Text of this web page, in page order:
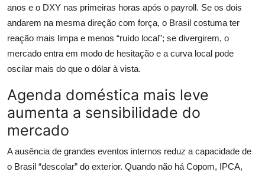
anos e o DXY nas primeiras horas após o payroll. Se os dois
andarem na mesma direção com força, o Brasil costuma ter
reação mais limpa e menos “ruído local”; se divergirem, o
mercado entra em modo de hesitação e a curva local pode
oscilar mais do que o dólar à vista.
Agenda doméstica mais leve
aumenta a sensibilidade do
mercado
A ausência de grandes eventos internos reduz a capacidade de
o Brasil “descolar” do exterior. Quando não há Copom, IPCA,